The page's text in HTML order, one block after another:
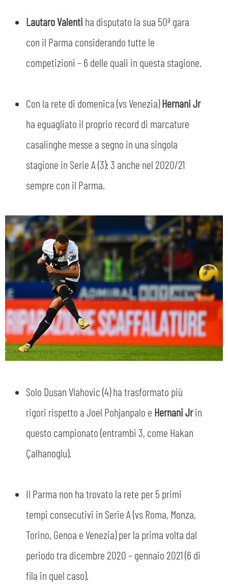
INFORMATIVA FINANZIARIA
PARTNER
Lautaro Valentiha disputato la sua 50ª gara
con il Parma considerando tutte le
competizioni – 6 delle quali in questa stagione.
Con la rete di domenica (vs Venezia)Hernani Jr
ha eguagliato il proprio record di marcature
casalinghe messe a segno in una singola
stagione in Serie A (3): 3 anche nel 2020/21
sempre con il Parma.
Solo Dusan Vlahovic (4) ha trasformato più
rigori rispetto a Joel Pohjanpalo e Hernani Jrin
questo campionato (entrambi 3, come Hakan
Çalhanoglu).
Il Parma non ha trovato la rete per 5 primi
tempi consecutivi in Serie A (vs Roma, Monza,
Torino, Genoa e Venezia) per la prima volta dal
periodo tra dicembre 2020 – gennaio 2021 (6 di
fila in quel caso).